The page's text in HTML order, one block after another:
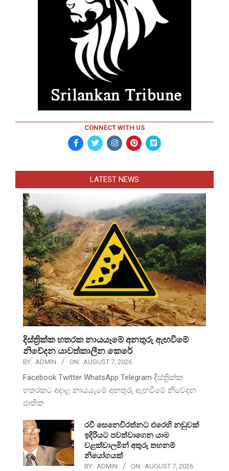
CONNECT WITH US
LATEST NEWS
දිස්ත්‍රික්ක හතරක නායයෑමේ අනතුරු ඇඟවීමේ
නිවේදන යාවත්කාලීන කෙරේ
BY: ADMIN ON: AUGUST 7, 2026
Facebook Twitter WhatsApp Telegram දිස්ත්‍රික්ක
හතරකට අදාළ නායයෑමේ අනතුරු ඇඟවීමේ නිවේදන
ජාතික
රවී සෙනෙවිරත්නට එරෙහි නඩුවක්
ඉදිරියට පවත්වාගෙන යාම
වළක්වාලමින් අතුරු තහනම්
නියෝගයක්
BY: ADMIN ON: AUGUST 7, 2026